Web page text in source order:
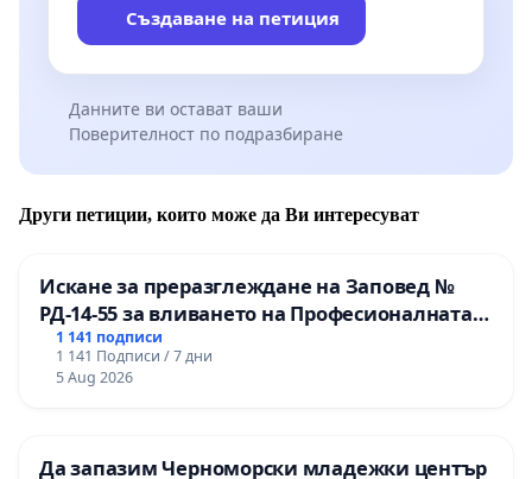
Създаване на петиция
Данните ви остават ваши
Поверителност по подразбиране
Други петиции, които може да Ви интересуват
Искане за преразглеждане на Заповед №
РД-14-55 за вливането на Професионалната
гимназия по промишлени технологии в
Професионалната гимназия по икономика и
мениджмънт – гр. Пазарджик
1 141 подписи
1 141 Подписи / 7 дни
5 Aug 2026
Да запазим Черноморски младежки център